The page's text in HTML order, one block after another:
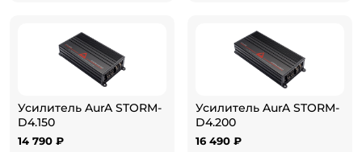
Усилитель AurA STORM-
D4.150
14 790 ₽
Усилитель AurA STORM-
D4.200
16 490 ₽